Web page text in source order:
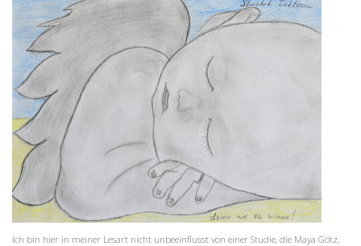
Ich bin hier in meiner Lesart nicht unbeeinflusst von einer Studie, die Maya Götz,